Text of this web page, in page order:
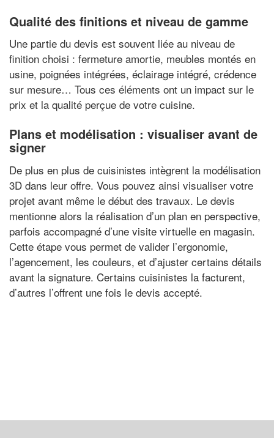
Qualité des finitions et niveau de gamme
Une partie du devis est souvent liée au niveau de
finition choisi : fermeture amortie, meubles montés en
usine, poignées intégrées, éclairage intégré, crédence
sur mesure… Tous ces éléments ont un impact sur le
prix et la qualité perçue de votre cuisine.
Plans et modélisation : visualiser avant de
signer
De plus en plus de cuisinistes intègrent la modélisation
3D dans leur offre. Vous pouvez ainsi visualiser votre
projet avant même le début des travaux. Le devis
mentionne alors la réalisation d’un plan en perspective,
parfois accompagné d’une visite virtuelle en magasin.
Cette étape vous permet de valider l’ergonomie,
l’agencement, les couleurs, et d’ajuster certains détails
avant la signature. Certains cuisinistes la facturent,
d’autres l’offrent une fois le devis accepté.